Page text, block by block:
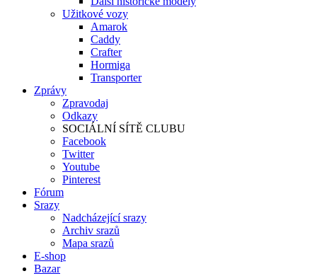
Užitkové vozy
Amarok
Caddy
Crafter
Hormiga
Transporter
Zprávy
Zpravodaj
Odkazy
SOCIÁLNÍ SÍTĚ CLUBU
Facebook
Twitter
Youtube
Pinterest
Fórum
Srazy
Nadcházející srazy
Archiv srazů
Mapa srazů
E-shop
Bazar